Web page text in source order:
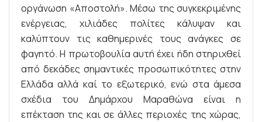
οργάνωση «Αποστολή». Μέσω της συγκεκριμένης
ενέργειας, χιλιάδες πολίτες κάλυψαν και
καλύπτουν τις καθημερινές τους ανάγκες σε
φαγητό. Η πρωτοβουλία αυτή έχει ήδη στηριχθεί
από δεκάδες σημαντικές προσωπικότητες στην
Ελλάδα αλλά καί το εξωτερικό, ενώ στα άμεσα
σχέδια του Δημάρχου Μαραθώνα είναι η
επέκταση της και σε άλλες περιοχές της χώρας,